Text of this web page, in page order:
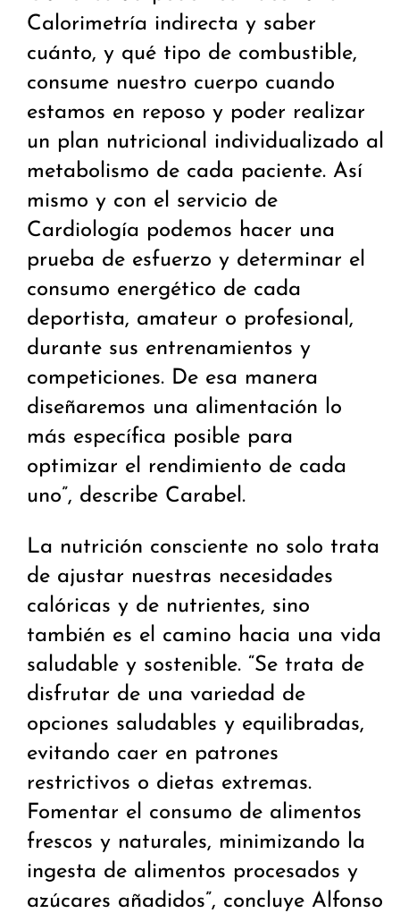
Calorimetría indirecta y saber
cuánto, y qué tipo de combustible,
consume nuestro cuerpo cuando
estamos en reposo y poder realizar
un plan nutricional individualizado al
metabolismo de cada paciente. Así
mismo y con el servicio de
Cardiología podemos hacer una
prueba de esfuerzo y determinar el
consumo energético de cada
deportista, amateur o profesional,
durante sus entrenamientos y
competiciones. De esa manera
diseñaremos una alimentación lo
más específica posible para
optimizar el rendimiento de cada
uno”, describe Carabel.
La nutrición consciente no solo trata
de ajustar nuestras necesidades
calóricas y de nutrientes, sino
también es el camino hacia una vida
saludable y sostenible. “Se trata de
disfrutar de una variedad de
opciones saludables y equilibradas,
evitando caer en patrones
restrictivos o dietas extremas.
Fomentar el consumo de alimentos
frescos y naturales, minimizando la
ingesta de alimentos procesados y
azúcares añadidos”, concluye Alfonso